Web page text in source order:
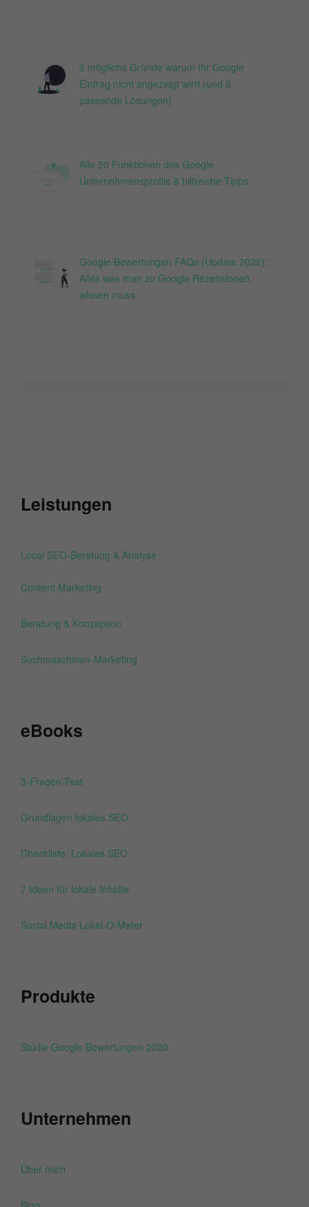
6 mögliche Gründe warum Ihr Google
Eintrag nicht angezeigt wird (und 6
passende Lösungen)
Alle 20 Funktionen des Google
Unternehmensprofils & hilfreiche Tipps
Google Bewertungen FAQs (Update 2022):
Alles was man zu Google Rezensionen
wissen muss
Leistungen
Local SEO-Beratung & Analyse
Content Marketing
Beratung & Konzeption
Suchmaschinen-Marketing
eBooks
3-Fragen-Test
Grundlagen lokales SEO
Checkliste: Lokales SEO
7 Ideen für lokale Inhalte
Social Media Lokal-O-Meter
Produkte
Studie Google Bewertungen 2020
Unternehmen
Über mich